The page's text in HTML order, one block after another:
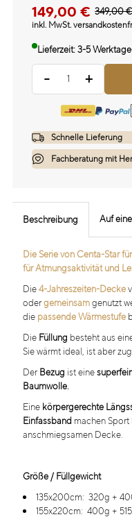
149,00 € 349,00 €
inkl. MwSt.
Lieferzeit: 3-5 Werktage
- +
Schnelle Lieferung
Fachberatung mit
Beschreibung Auf
Die Serie von Centa-Star
für Atmungsaktivität und
Die4-Jahreszeiten-Decke
odergemeinsamgenutzt
diepassende Wärmestufe
Die Füllung besteht aus
Siewärmt ideal, ist aber
DerBezug ist eine
Baumwolle.
Eine körpergerechte
Einfassband machen
anschmiegsamen Decke.
Größe / Füllgewicht
135x200cm: 320g +
155x220cm: 400g +